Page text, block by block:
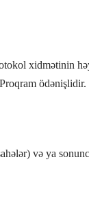
xidmətinin
ödənişlidir.
və ya